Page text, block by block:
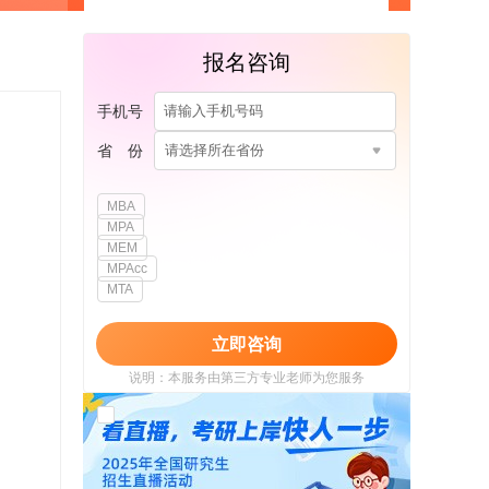
报名咨询
手机号
省 份 请选择所在省份
MBA
MPA
MEM
MPAcc
MTA
立即咨询
说明：本服务由第三方专业老师为您服务
我已阅读并同意 《用户政策》
《用户服务
使用协议》